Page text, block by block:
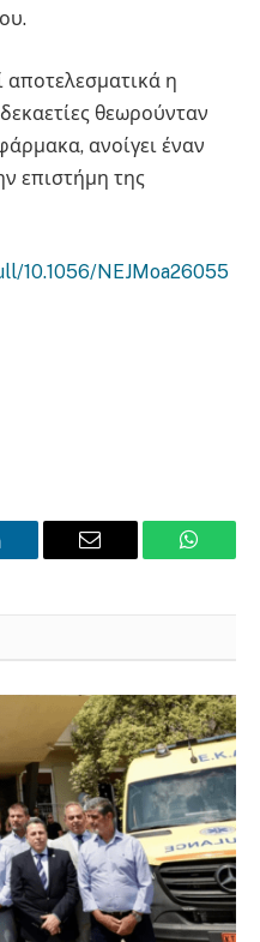
αποτελεσματικά η
θεωρούνταν
ανοίγει έναν
επιστήμη της
10.1056/NEJMoa26055
Email